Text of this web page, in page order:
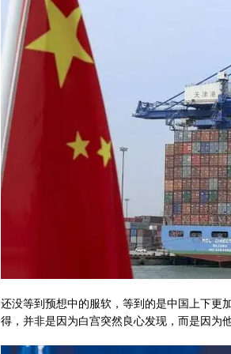
还没等到预想中的服软，等到的是中国上下更
得，并非是因为白宫突然良心发现，而是因为